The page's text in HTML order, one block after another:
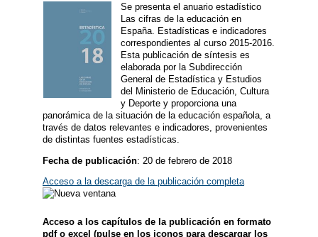
Se presenta el anuario estadístico
Las cifras de la educación en
España. Estadísticas e indicadores
correspondientes al curso 2015-2016.
Esta publicación de síntesis es
elaborada por la Subdirección
General de Estadística y Estudios
del Ministerio de Educación, Cultura
y Deporte y proporciona una
panorámica de la situación de la educación española, a
través de datos relevantes e indicadores, provenientes
de distintas fuentes estadísticas.
Fecha de publicación: 20 de febrero de 2018
Acceso a la descarga de la publicación completa
Acceso a los capítulos de la publicación en formato
pdf o excel (pulse en los iconos para descargar los